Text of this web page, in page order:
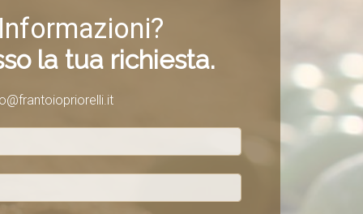
la tua richiesta.